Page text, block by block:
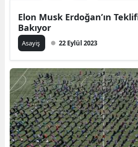
Elon Musk Erdoğan’ın
Bakıyor
Asayiş 22 Eylül 2023